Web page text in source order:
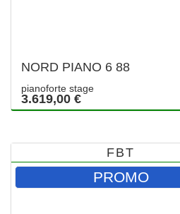
NORD PIANO 6 88
pianoforte stage
3.619,00 €
FBT
PROMO